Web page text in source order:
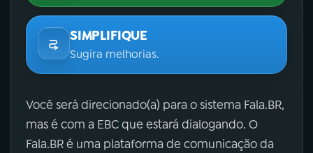
SIMPLIFIQUE
Sugira melhorias.
Você será direcionado(a) para o sistema Fala.BR,
mas é com a EBC que estará dialogando. O
Fala.BR é uma plataforma de comunicação da